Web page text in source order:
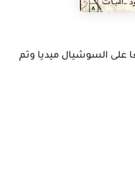
على السوشيال ميديا وتم